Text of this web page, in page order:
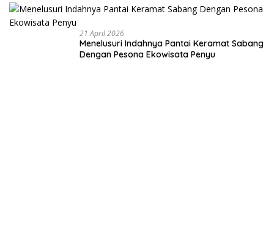
Negeri dari
Desa
21 April 2026
Menelusuri Indahnya Pantai Keramat Sabang
Dengan Pesona Ekowisata Penyu